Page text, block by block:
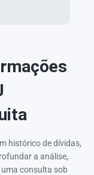
histórico de dívidas,
a análise,
consulta sob